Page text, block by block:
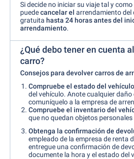
Si decide no iniciar su viaje tal y
puedecancelar el arrendamiento del
gratuita hasta 24 horas antes del
arrendamiento.
¿Qué debo tener en cuenta
carro?
Consejos para devolver carros de
Compruebe el estado del
del vehículo. Anote cualquier
comuníquelo a la empresa de
Compruebe el inventario del
que no quedan objetos personales
Obtenga la confirmación de
empleado de la empresa de renta
entregue una confirmación de
documente la hora y el estado del